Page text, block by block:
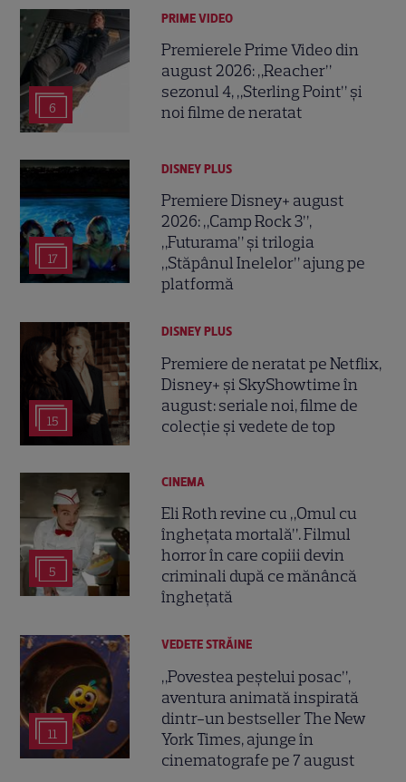
6
PRIME VIDEO
Premierele Prime Video din
august 2026: „Reacher”
sezonul 4, „Sterling Point” și
noi filme de neratat
17
DISNEY PLUS
Premiere Disney+ august
2026: „Camp Rock 3”,
„Futurama” și trilogia
„Stăpânul Inelelor” ajung pe
platformă
15
DISNEY PLUS
Premiere de neratat pe Netflix,
Disney+ și SkyShowtime în
august: seriale noi, filme de
colecție și vedete de top
5
CINEMA
Eli Roth revine cu „Omul cu
înghețata mortală”. Filmul
horror în care copiii devin
criminali după ce mănâncă
înghețată
11
VEDETE STRĂINE
„Povestea peștelui posac”,
aventura animată inspirată
dintr-un bestseller The New
York Times, ajunge în
cinematografe pe 7 august